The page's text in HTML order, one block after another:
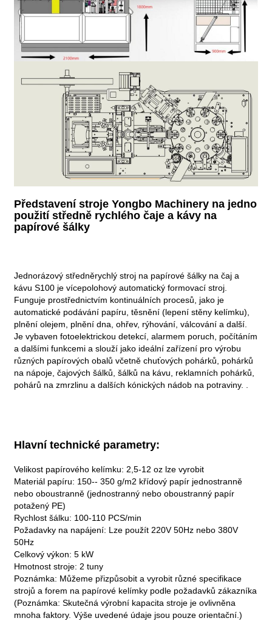
Představení stroje Yongbo Machinery na jedno
použití středně rychlého čaje a kávy na
papírové šálky
Jednorázový středněrychlý stroj na papírové šálky na čaj a
kávu S100 je vícepolohový automatický formovací stroj.
Funguje prostřednictvím kontinuálních procesů, jako je
automatické podávání papíru, těsnění (lepení stěny kelímku),
plnění olejem, plnění dna, ohřev, rýhování, válcování a další.
Je vybaven fotoelektrickou detekcí, alarmem poruch, počítáním
a dalšími funkcemi a slouží jako ideální zařízení pro výrobu
různých papírových obalů včetně chuťových pohárků, pohárků
na nápoje, čajových šálků, šálků na kávu, reklamních pohárků,
pohárů na zmrzlinu a dalších kónických nádob na potraviny. .
Hlavní technické parametry:
Velikost papírového kelímku: 2,5-12 oz lze vyrobit
Materiál papíru: 150-- 350 g/m2 křídový papír jednostranně
nebo oboustranně (jednostranný nebo oboustranný papír
potažený PE)
Rychlost šálku: 100-110 PCS/min
Požadavky na napájení: Lze použít 220V 50Hz nebo 380V
50Hz
Celkový výkon: 5 kW
Hmotnost stroje: 2 tuny
Poznámka: Můžeme přizpůsobit a vyrobit různé specifikace
strojů a forem na papírové kelímky podle požadavků zákazníka
(Poznámka: Skutečná výrobní kapacita stroje je ovlivněna
mnoha faktory. Výše ​​uvedené údaje jsou pouze orientační.)